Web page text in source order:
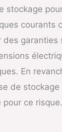
stockage
En
de
ce